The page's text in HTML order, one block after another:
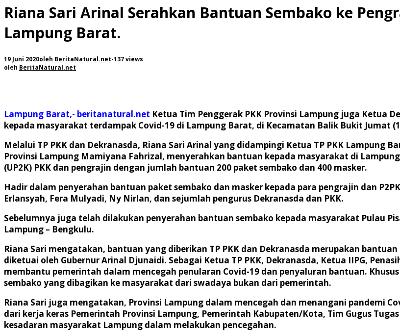
Riana Sari Arinal Serahkan Bantuan Sembako ke
Lampung Barat.
19 Juni 2020oleh BeritaNatural.net-137 views
oleh BeritaNatural.net
Lampung Barat,- beritanatural.net Ketua Tim Penggerak PKK Provinsi Lampung juga Ketua
kepada masyarakat terdampak Covid-19 di Lampung Barat, di Kecamatan Balik Bukit Jumat
Melalui TP PKK dan Dekranasda, Riana Sari Arinal yang didampingi Ketua TP PKK Lampung
Provinsi Lampung Mamiyana Fahrizal, menyerahkan bantuan kepada masyarakat di
(UP2K) PKK dan pengrajin dengan jumlah bantuan 200 paket sembako dan 400 masker.
Hadir dalam penyerahan bantuan paket sembako dan masker kepada para pengrajin dan
Erlansyah, Fera Mulyadi, Ny Nirlan, dan sejumlah pengurus Dekranasda dan PKK.
Sebelumnya juga telah dilakukan penyerahan bantuan sembako kepada masyarakat Pulau
Lampung – Bengkulu.
Riana Sari mengatakan, bantuan yang diberikan TP PKK dan Dekranasda merupakan
diketuai oleh Gubernur Arinal Djunaidi. Sebagai Ketua TP PKK, Dekranasda, Ketua IIPG,
membantu pemerintah dalam mencegah penularan Covid-19 dan penyaluran bantuan.
sembako yang dibagikan ke masyarakat dari swadaya bukan dari pemerintah.
Riana Sari juga mengatakan, Provinsi Lampung dalam mencegah dan menangani pandemi
dari kerja keras Pemerintah Provinsi Lampung, Pemerintah Kabupaten/Kota, Tim Gugus
kesadaran masyarakat Lampung dalam melakukan pencegahan.